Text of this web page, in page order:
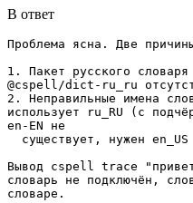
В ответ
Проблема ясна. Две
1. Пакет русского
@cspell/dict-ru_ru
2. Неправильные имена
использует ru_RU (с
en-EN не
Вывод cspell trace
словарь не подключён,
словаре.